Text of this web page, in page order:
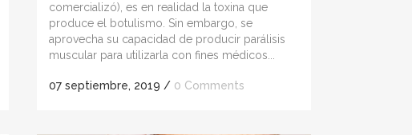
comercializó), es en realidad la toxina que
produce el botulismo. Sin embargo, se
aprovecha su capacidad de producir parálisis
muscular para utilizarla con fines médicos...
07 septiembre, 2019 / 0 Comments